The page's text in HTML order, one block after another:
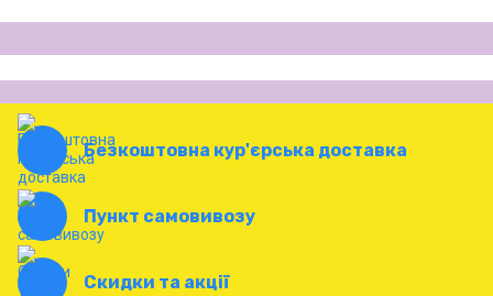
Безкоштовна кур'єрська доставка
Пункт самовивозу
Скидки та акції